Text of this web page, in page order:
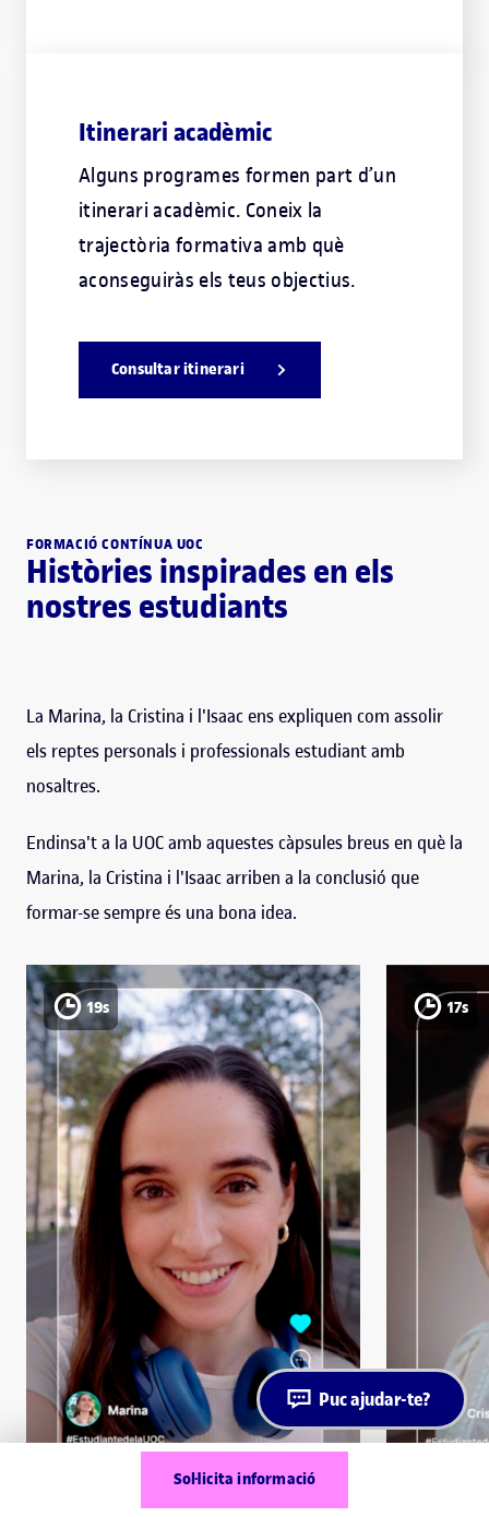
Sol·licita informació
Itinerari acadèmic
Alguns programes formen part d’un
itinerari acadèmic. Coneix la
trajectòria formativa amb què
aconseguiràs els teus objectius.
Consultar itinerari
FORMACIÓ CONTÍNUA UOC
Històries inspirades en els
nostres estudiants
La Marina, la Cristina i l'Isaac ens expliquen com assolir
els reptes personals i professionals estudiant amb
nosaltres.
Endinsa't a la UOC amb aquestes càpsules breus en què la
Marina, la Cristina i l'Isaac arriben a la conclusió que
formar-se sempre és una bona idea.
19s 17s
Puc ajudar-te?